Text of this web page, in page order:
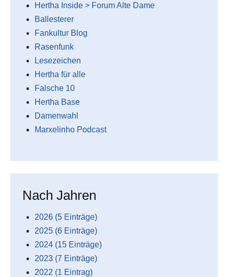
Hertha Inside > Forum Alte Dame
Ballesterer
Fankultur Blog
Rasenfunk
Lesezeichen
Hertha für alle
Falsche 10
Hertha Base
Damenwahl
Marxelinho Podcast
Nach Jahren
2026 (5 Einträge)
2025 (6 Einträge)
2024 (15 Einträge)
2023 (7 Einträge)
2022 (1 Eintrag)